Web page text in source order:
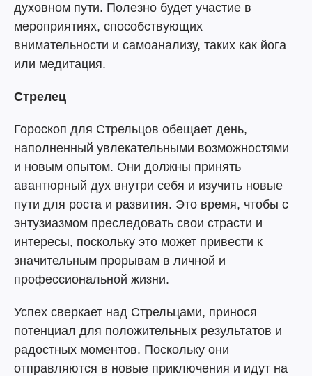
духовном пути. Полезно будет участие в
мероприятиях, способствующих
внимательности и самоанализу, таких как йога
или медитация.
Стрелец
Гороскоп для Стрельцов обещает день,
наполненный увлекательными возможностями
и новым опытом. Они должны принять
авантюрный дух внутри себя и изучить новые
пути для роста и развития. Это время, чтобы с
энтузиазмом преследовать свои страсти и
интересы, поскольку это может привести к
значительным прорывам в личной и
профессиональной жизни.
Успех сверкает над Стрельцами, принося
потенциал для положительных результатов и
радостных моментов. Поскольку они
отправляются в новые приключения и идут на